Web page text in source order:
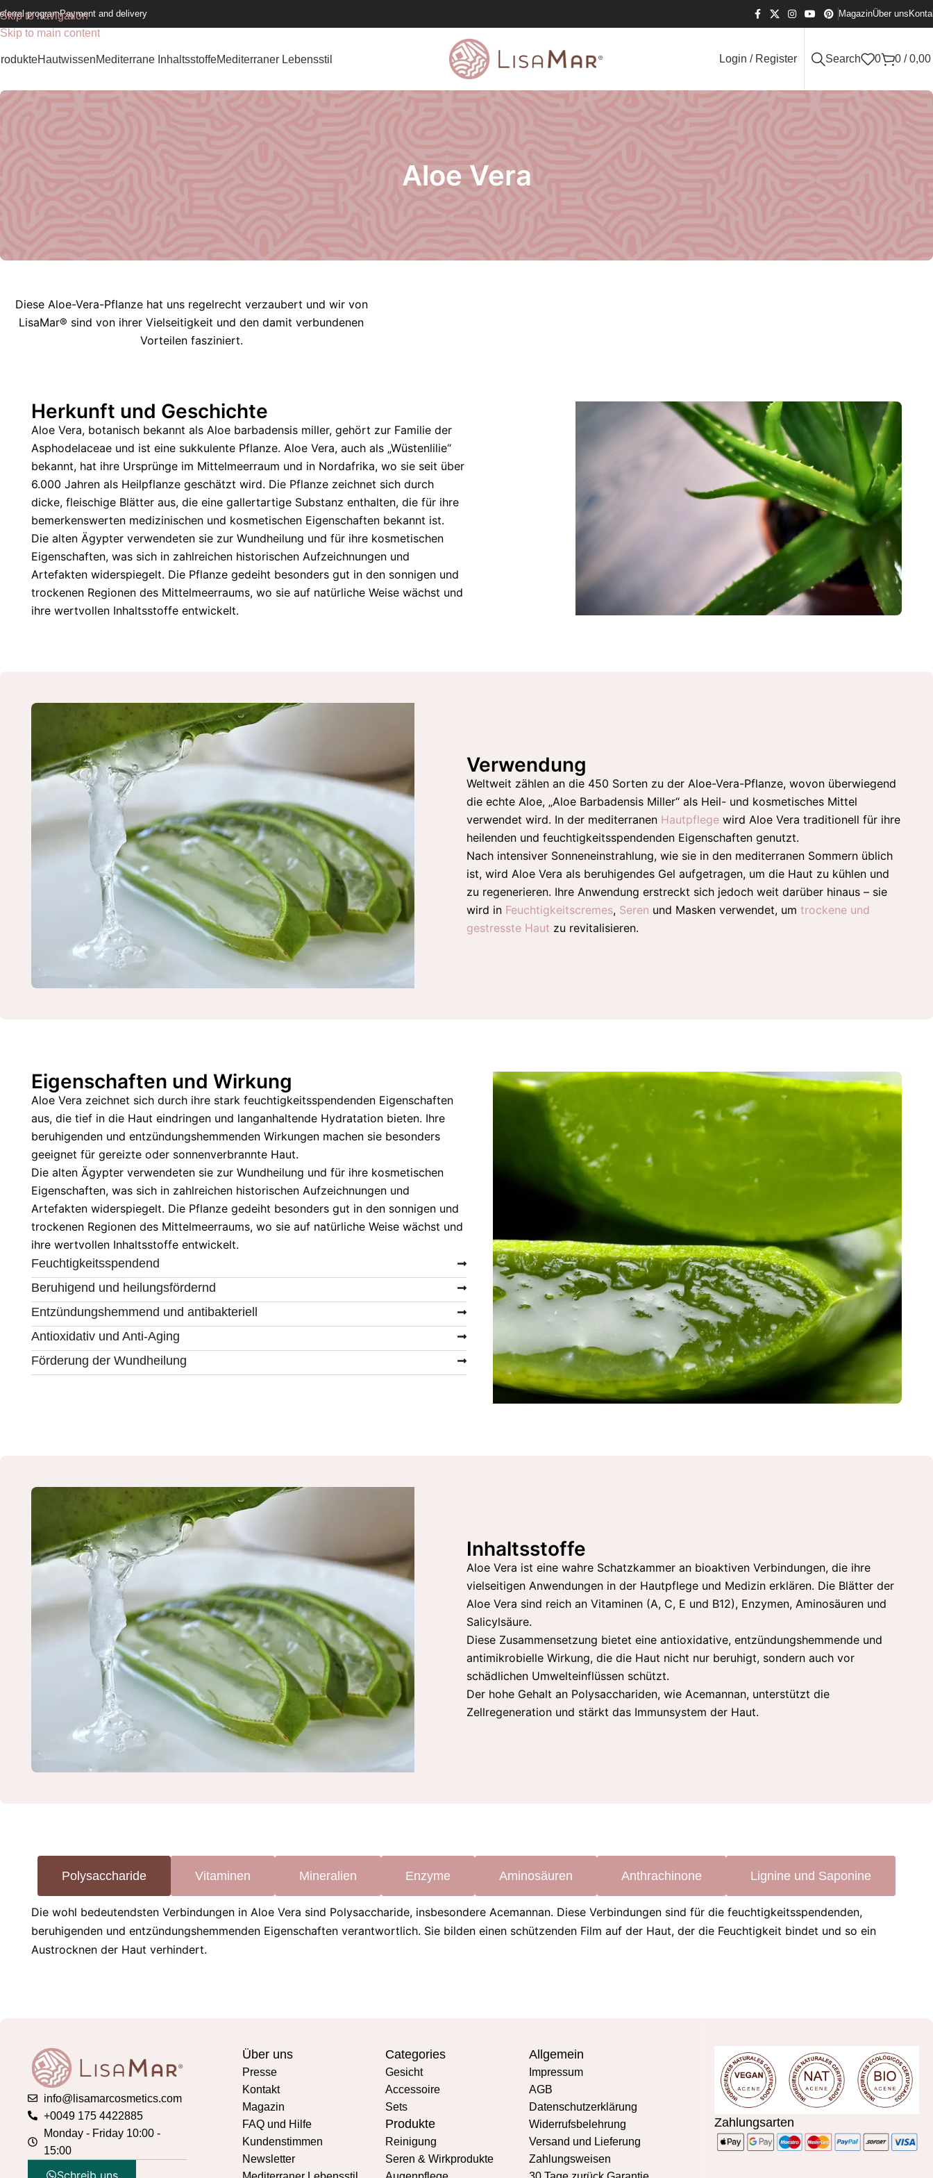
Skip to navigation
Skip to main content
programPayment and delivery MagazinÜber uns
HautwissenMediterrane InhaltsstoffeMediterraner Lebensstil Login / Register Search 0 0 / 0,00
Aloe Vera
Diese Aloe-Vera-Pflanze hat uns regelrecht verzaubert und wir von
LisaMar® sind von ihrer Vielseitigkeit und den damit verbundenen
Vorteilen fasziniert.
Herkunft und Geschichte
Aloe Vera, botanisch bekannt als Aloe barbadensis miller, gehört zur Familie der
Asphodelaceae und ist eine sukkulente Pflanze. Aloe Vera, auch als „Wüstenlilie“
bekannt, hat ihre Ursprünge im Mittelmeerraum und in Nordafrika, wo sie seit über
6.000 Jahren als Heilpflanze geschätzt wird. Die Pflanze zeichnet sich durch
dicke, fleischige Blätter aus, die eine gallertartige Substanz enthalten, die für ihre
bemerkenswerten medizinischen und kosmetischen Eigenschaften bekannt ist.
Die alten Ägypter verwendeten sie zur Wundheilung und für ihre kosmetischen
Eigenschaften, was sich in zahlreichen historischen Aufzeichnungen und
Artefakten widerspiegelt. Die Pflanze gedeiht besonders gut in den sonnigen und
trockenen Regionen des Mittelmeerraums, wo sie auf natürliche Weise wächst und
ihre wertvollen Inhaltsstoffe entwickelt.
Verwendung
Weltweit zählen an die 450 Sorten zu der Aloe-Vera-Pflanze, wovon überwiegend
die echte Aloe, „Aloe Barbadensis Miller“ als Heil- und kosmetisches Mittel
verwendet wird. In der mediterranen Hautpflege wird Aloe Vera traditionell für ihre
heilenden und feuchtigkeitsspendenden Eigenschaften genutzt.
Nach intensiver Sonneneinstrahlung, wie sie in den mediterranen Sommern üblich
ist, wird Aloe Vera als beruhigendes Gel aufgetragen, um die Haut zu kühlen und
zu regenerieren. Ihre Anwendung erstreckt sich jedoch weit darüber hinaus – sie
wird in Feuchtigkeitscremes, Seren und Masken verwendet, um trockene und
gestresste Haut zu revitalisieren.
Eigenschaften und Wirkung
Aloe Vera zeichnet sich durch ihre stark feuchtigkeitsspendenden Eigenschaften
aus, die tief in die Haut eindringen und langanhaltende Hydratation bieten. Ihre
beruhigenden und entzündungshemmenden Wirkungen machen sie besonders
geeignet für gereizte oder sonnenverbrannte Haut.
Die alten Ägypter verwendeten sie zur Wundheilung und für ihre kosmetischen
Eigenschaften, was sich in zahlreichen historischen Aufzeichnungen und
Artefakten widerspiegelt. Die Pflanze gedeiht besonders gut in den sonnigen und
trockenen Regionen des Mittelmeerraums, wo sie auf natürliche Weise wächst und
ihre wertvollen Inhaltsstoffe entwickelt.
Feuchtigkeitsspendend
Beruhigend und heilungsfördernd
Entzündungshemmend und antibakteriell
Antioxidativ und Anti-Aging
Förderung der Wundheilung
Inhaltsstoffe
Aloe Vera ist eine wahre Schatzkammer an bioaktiven Verbindungen, die ihre
vielseitigen Anwendungen in der Hautpflege und Medizin erklären. Die Blätter der
Aloe Vera sind reich an Vitaminen (A, C, E und B12), Enzymen, Aminosäuren und
Salicylsäure.
Diese Zusammensetzung bietet eine antioxidative, entzündungshemmende und
antimikrobielle Wirkung, die die Haut nicht nur beruhigt, sondern auch vor
schädlichen Umwelteinflüssen schützt.
Der hohe Gehalt an Polysacchariden, wie Acemannan, unterstützt die
Zellregeneration und stärkt das Immunsystem der Haut.
Polysaccharide Vitaminen Mineralien Enzyme Aminosäuren Anthrachinone Lignine und Saponine
Die wohl bedeutendsten Verbindungen in Aloe Vera sind Polysaccharide, insbesondere Acemannan. Diese Verbindungen sind für die feuchtigkeitsspendenden,
beruhigenden und entzündungshemmenden Eigenschaften verantwortlich. Sie bilden einen schützenden Film auf der Haut, der die Feuchtigkeit bindet und so ein
Austrocknen der Haut verhindert.
info@lisamarcosmetics.com
+0049 175 4422885
Monday - Friday 10:00 -
15:00
Schreib uns
Über uns
Presse
Kontakt
Magazin
FAQ und Hilfe
Kundenstimmen
Newsletter
Categories
Gesicht
Accessoire
Sets
Produkte
Reinigung
Seren & Wirkprodukte
Allgemein
Impressum
AGB
Datenschutzerklärung
Widerrufsbelehrung
Versand und Lieferung
Zahlungsweisen
Zahlungsarten